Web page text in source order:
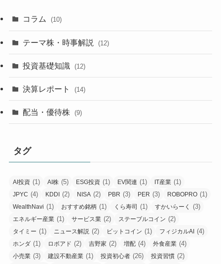
コラム (10)
テーマ株・時事解説 (12)
投資基礎知識 (12)
決算レポート (14)
配当・優待株 (9)
タグ
AI投資 (1) AI株 (5) ESG投資 (1) EV関連 (1) IT産業 (1)
JPYC (4) KDDI (2) NISA (2) PBR (3) PER (3) ROBOPRO (1)
WealthNavi (1) おすすめ銘柄 (1) くら寿司 (1) すかいらーく (3)
エネルギー産業 (1) サービス業 (2) ステーブルコイン (2)
タイミー (1) ニュース解説 (2) ビットコイン (1) フィジカルAI (4)
ホンダ (1) ロボアド (2) 吉野家 (2) 増配 (4) 外食産業 (4)
小売業 (3) 建設不動産業 (1) 投資初心者 (26) 投資習慣 (2)